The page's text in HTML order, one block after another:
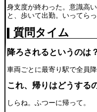
身支度が終わった。意識高
と、歩いて出勤。いってらっ
質問タイム
降ろされるというのは？
車両ごとに最寄り駅で全員
これ、帰りはどうする
しらね。ふつーに帰って。